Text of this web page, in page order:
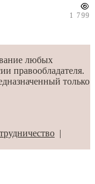
1 799
любых
правообладателя.
только
|